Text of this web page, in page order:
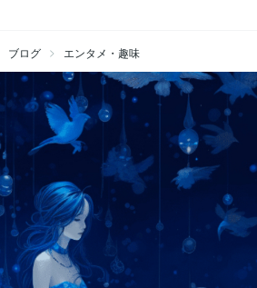
ブログ エンタメ・趣味